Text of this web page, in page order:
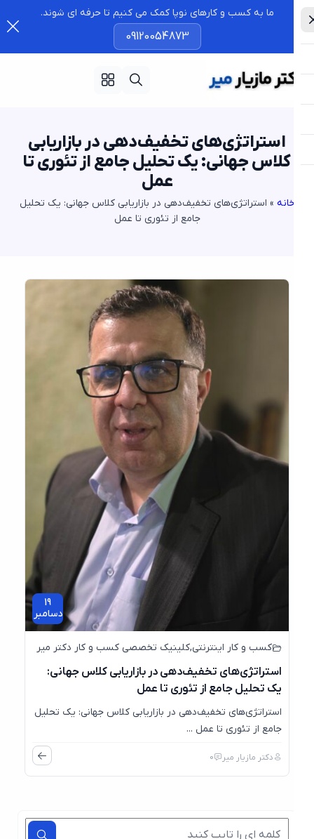
ما به کسب و کارهای نوپا کمک می کنیم تا حرفه ای شوند.
09120054873
استراتژی‌های تخفیف‌دهی در بازاریابی
کلاس جهانی: یک تحلیل جامع از تئوری تا
عمل
»استراتژی‌های تخفیف‌دهی در بازاریابی کلاس جهانی: یک تحلیل
جامع از تئوری تا عمل
دسامبر
کسب و کار اینترنتی,کلینیک تخصصی کسب و کار دکتر میر
استراتژی‌های تخفیف‌دهی در بازاریابی کلاس جهانی:
یک تحلیل جامع از تئوری تا عمل
استراتژی‌های تخفیف‌دهی در بازاریابی کلاس جهانی: یک تحلیل
جامع از تئوری تا عمل ...
دکتر مازیار میر 0